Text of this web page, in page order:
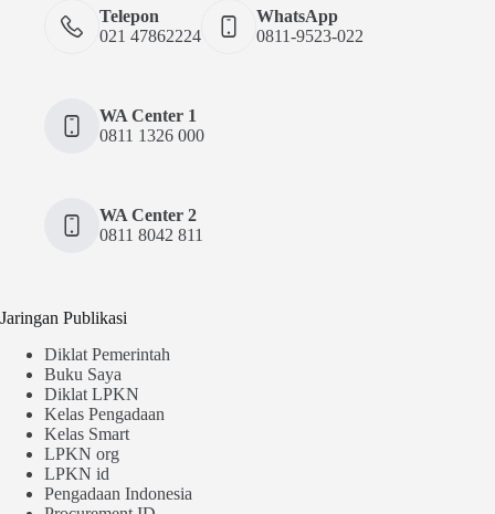
Telepon
021 47862224
WhatsApp
0811-9523-022
WA Center 1
0811 1326 000
WA Center 2
0811 8042 811
Jaringan Publikasi
Diklat Pemerintah
Buku Saya
Diklat LPKN
Kelas Pengadaan
Kelas Smart
LPKN org
LPKN id
Pengadaan Indonesia